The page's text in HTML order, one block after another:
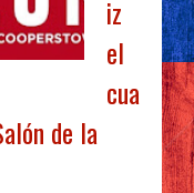
iz
el
cua
de la